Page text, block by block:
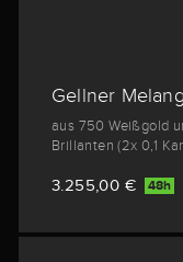
Gellner
aus 750 Weißgold
Brillanten (2x 0,1
3.255,00 € 48h